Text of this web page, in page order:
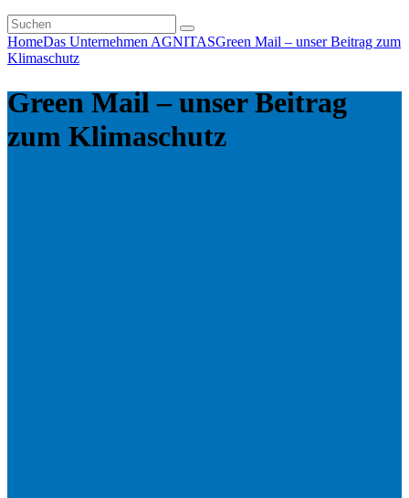
HomeDas Unternehmen AGNITASGreen Mail – unser Beitrag zum
Klimaschutz
Green Mail – unser Beitrag
zum Klimaschutz